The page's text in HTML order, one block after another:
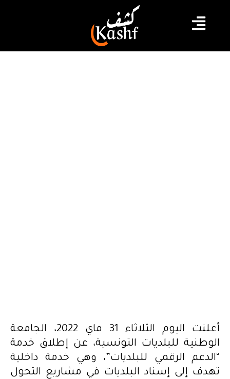
أعلنت اليوم الثلاثاء 31 ماي 2022، الجامعة
الوطنية للبلديات التونسية، عن إطلاق خدمة
“الدعم الرقمي للبلديات”، وهي خدمة داخلية
تهدف إلى إسناد البلديات في مشاريع التحول